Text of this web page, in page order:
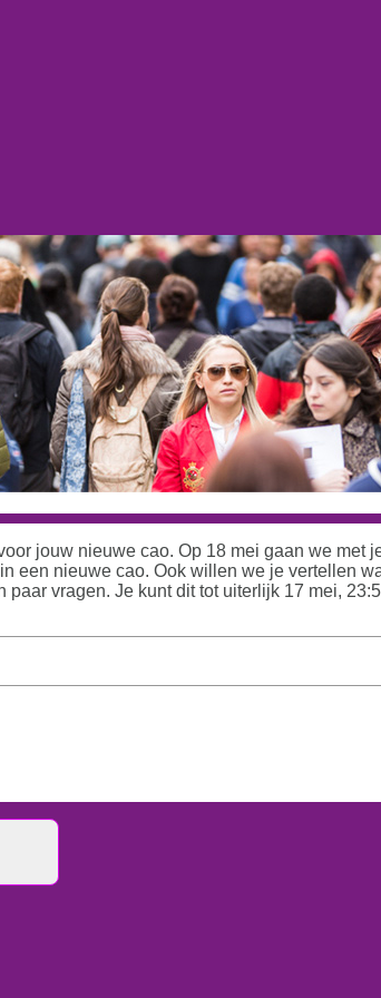
jouw nieuwe cao. Op 18 mei gaan we met
een nieuwe cao. Ook willen we je vertellen
vragen. Je kunt dit tot uiterlijk 17 mei,